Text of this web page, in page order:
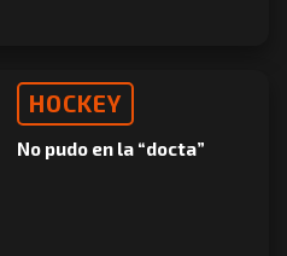
HOCKEY
No pudo en la “docta”